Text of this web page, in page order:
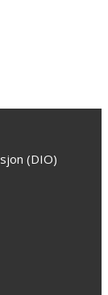
(DIO)